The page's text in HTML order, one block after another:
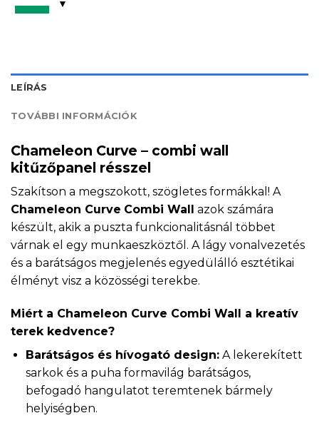
LEÍRÁS
TOVÁBBI INFORMÁCIÓK
Chameleon Curve – combi wall
kitűzőpanel résszel
Szakítson a megszokott, szögletes formákkal! A
Chameleon Curve Combi Wall azok számára
készült, akik a puszta funkcionalitásnál többet
várnak el egy munkaeszköztől. A lágy vonalvezetés
és a barátságos megjelenés egyedülálló esztétikai
élményt visz a közösségi terekbe.
Miért a Chameleon Curve Combi Wall a kreatív
terek kedvence?
Barátságos és hívogató design:A lekerekített
sarkok és a puha formavilág barátságos,
befogadó hangulatot teremtenek bármely
helyiségben.